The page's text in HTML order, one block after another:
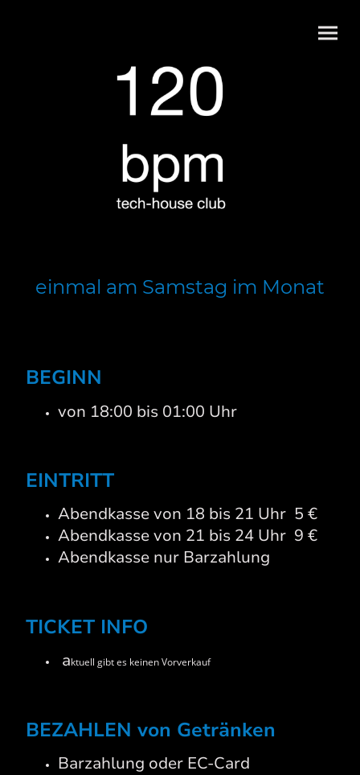
einmal am Samstag im Monat
BEGINN
von 18:00 bis 01:00 Uhr
EINTRITT
Abendkasse von 18 bis 21 Uhr 5 €
Abendkasse von 21 bis 24 Uhr 9 €
Abendkasse nur Barzahlung
TICKET INFO
aktuell gibt es keinen Vorverkauf
BEZAHLEN von Getränken
Barzahlung oder EC-Card